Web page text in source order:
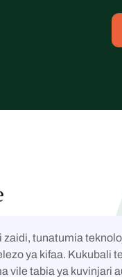
zaidi, tunatumia
ya kifaa. Kukubali
vile tabia ya kuvinjari